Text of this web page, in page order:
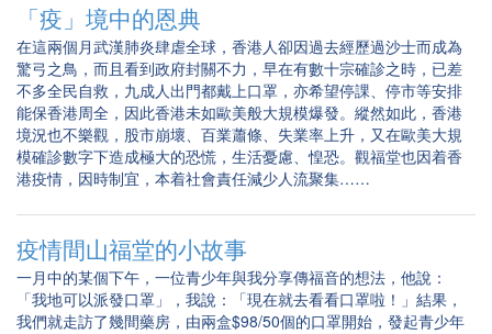
「疫」境中的恩典
在這兩個月武漢肺炎肆虐全球，香港人卻因過去經歷過沙士而成為
驚弓之鳥，而且看到政府封關不力，早在有數十宗確診之時，已差
不多全民自救，九成人出門都戴上口罩，亦希望停課、停市等安排
能保香港周全，因此香港未如歐美般大規模爆發。縱然如此，香港
境況也不樂觀，股市崩壞、百業蕭條、失業率上升，又在歐美大規
模確診數字下造成極大的恐慌，生活憂慮、惶恐。觀福堂也因着香
港疫情，因時制宜，本着社會責任減少人流聚集……
疫情間山福堂的小故事
一月中的某個下午，一位青少年與我分享傳福音的想法，他說：
「我地可以派發口罩」，我說：「現在就去看看口罩啦！」結果，
我們就走訪了幾間藥房，由兩盒$98/50個的口罩開始，發起青少年